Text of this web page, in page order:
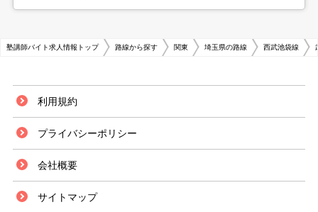
塾講師バイト求人情報トップ 路線から探す 関東 埼玉県の路線 西武池袋線
利用規約
プライバシーポリシー
会社概要
サイトマップ